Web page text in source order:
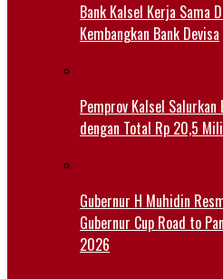
Bank Kalsel Kerja Sama
Kembangkan Bank Devisa
Pemprov Kalsel
dengan Total Rp 20,5
Gubernur H Muhidin
Gubernur Cup Road to
2026